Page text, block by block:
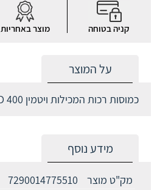
קניה בטוחה מוצר באחריות
על המוצר
כמוסות רכות המכילות ויטמין D 400 יחב"ל
מידע נוסף
מק"ט מוצר
7290014775510